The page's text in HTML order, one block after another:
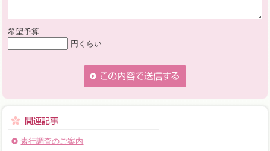
希望予算
円くらい
素行調査のご案内